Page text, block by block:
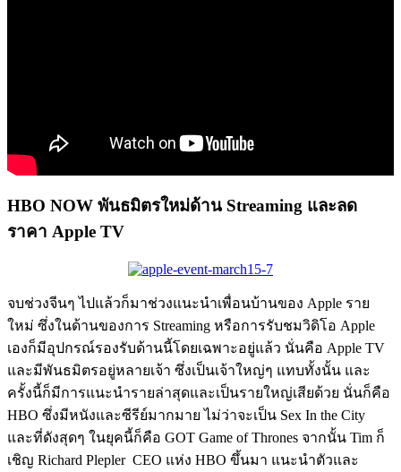
HBO NOW พันธมิตรใหม่ด้าน Streaming และลด
ราคา Apple TV
จบช่วงจีนๆ ไปแล้วก็มาช่วงแนะนำเพื่อนบ้านของ Apple ราย
ใหม่ ซึ่งในด้านของการ Streaming หรือการรับชมวิดิโอ Apple
เองก็มีอุปกรณ์รองรับด้านนี้โดยเฉพาะอยู่แล้ว นั่นคือ Apple TV
และมีพันธมิตรอยู่หลายเจ้า ซึ่งเป็นเจ้าใหญ่ๆ แทบทั้งนั้น และ
ครั้งนี้ก็มีการแนะนำรายล่าสุดและเป็นรายใหญ่เสียด้วย นั่นก็คือ
HBO ซึ่งมีหนังและซีรีย์มากมาย ไม่ว่าจะเป็น Sex In the City
และที่ดังสุดๆ ในยุคนี้ก็คือ GOT Game of Thrones จากนั้น Tim ก็
เชิญ Richard Plepler CEO แห่ง HBO ขึ้นมา แนะนำตัวและ